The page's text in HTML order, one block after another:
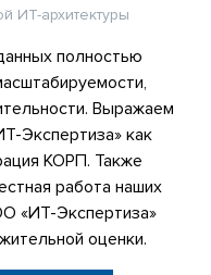
ИТ-архитектуры
полностью
Выражаем
Экспертиза» как
КОРП. Также
работа наших
«ИТ-Экспертиза»
оценки.